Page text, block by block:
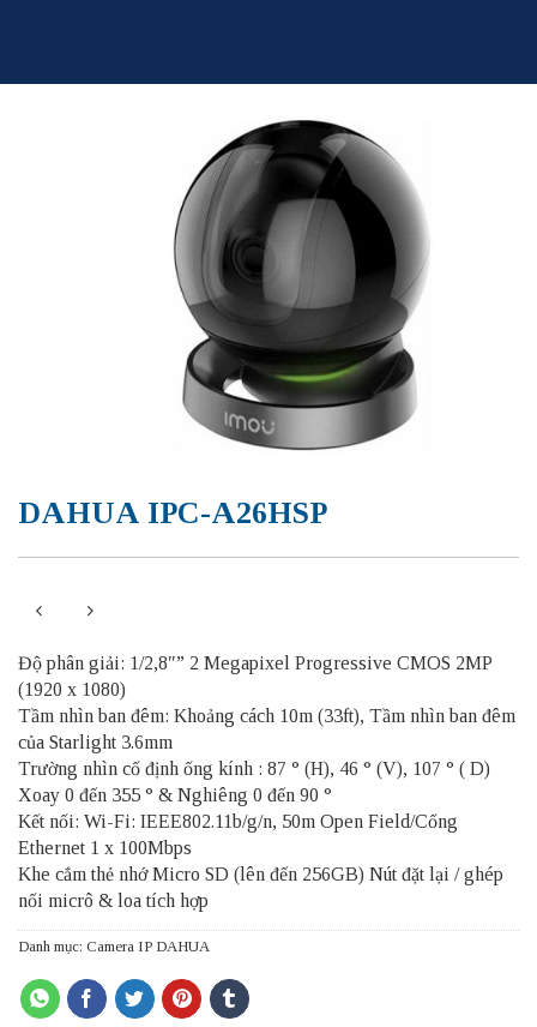
DAHUA IPC-A26HSP
Độ phân giải: 1/2,8″” 2 Megapixel Progressive CMOS 2MP
(1920 x 1080)
Tầm nhìn ban đêm: Khoảng cách 10m (33ft), Tầm nhìn ban đêm
của Starlight 3.6mm
Trường nhìn cố định ống kính : 87 ° (H), 46 ° (V), 107 ° ( D)
Xoay 0 đến 355 ° & Nghiêng 0 đến 90 °
Kết nối: Wi-Fi: IEEE802.11b/g/n, 50m Open Field/Cổng
Ethernet 1 x 100Mbps
Khe cắm thẻ nhớ Micro SD (lên đến 256GB) Nút đặt lại / ghép
nối micrô & loa tích hợp
Danh mục: Camera IP DAHUA